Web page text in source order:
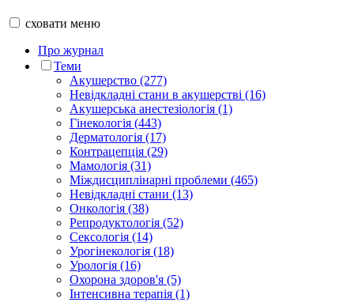
сховати меню
Про журнал
Теми
Акушерство (277)
Невідкладні стани в акушерстві (16)
Акушерська анестезіологія (1)
Гінекологія (443)
Дерматологія (17)
Контрацепція (29)
Мамологія (31)
Міждисциплінарні проблеми (465)
Невідкладні стани (13)
Онкологія (38)
Репродуктологія (52)
Сексологія (14)
Урогінекологія (18)
Урологія (16)
Охорона здоров'я (5)
Інтенсивна терапія (1)